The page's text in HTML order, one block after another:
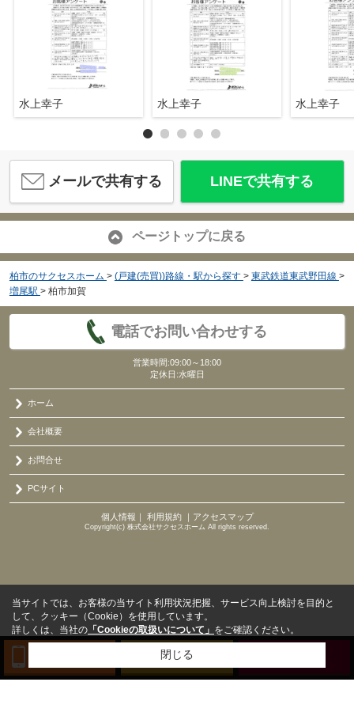
水上幸子 水上幸子 水上幸子
メールで共有する LINEで共有する
ページトップに戻る
柏市のサクセスホーム > (戸建(売買))路線・駅から探す > 東武鉄道東武野田線 >
増尾駅 > 柏市加賀
電話でお問い合わせする
営業時間:09:00～18:00
定休日:水曜日
ホーム
会社概要
お問合せ
PCサイト
個人情報 ｜ 利用規約｜ アクセスマップ
Copyright(c) 株式会社サクセスホーム All rights reserved.
来店予約
当サイトでは、お客様の当サイト利用状況把握、サービス向上検討を目的と
して、クッキー（Cookie）を使用しています。
詳しくは、当社の 「Cookieの取扱いについて」 をご確認ください。
閉じる